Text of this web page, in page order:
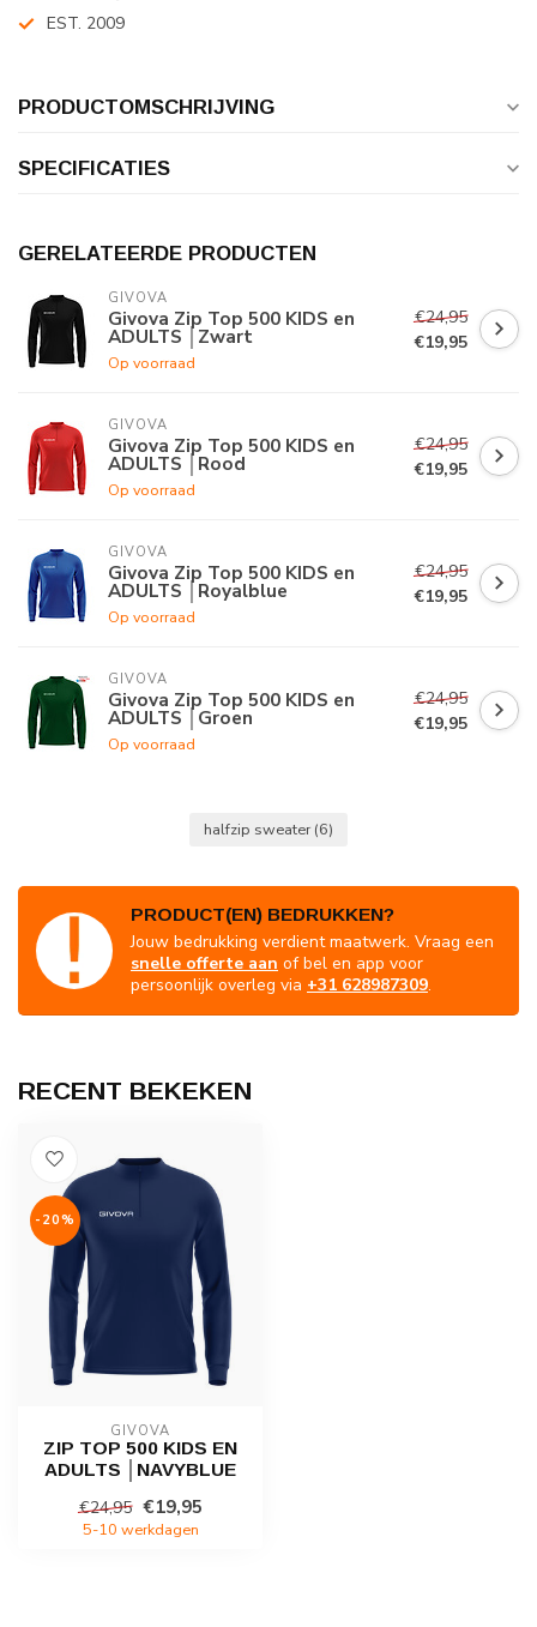
EST. 2009
PRODUCTOMSCHRIJVING
SPECIFICATIES
GERELATEERDE PRODUCTEN
GIVOVA
Givova Zip Top 500 KIDS en
ADULTS │Zwart
Op voorraad
€24,95
€19,95
GIVOVA
Givova Zip Top 500 KIDS en
ADULTS │Rood
Op voorraad
€24,95
€19,95
GIVOVA
Givova Zip Top 500 KIDS en
ADULTS │Royalblue
Op voorraad
€24,95
€19,95
GIVOVA
Givova Zip Top 500 KIDS en
ADULTS │Groen
Op voorraad
€24,95
€19,95
halfzip sweater (6)
PRODUCT(EN) BEDRUKKEN?
Jouw bedrukking verdient maatwerk. Vraag een
snelle offerte aan of bel en app voor
persoonlijk overleg via +31 628987309.
RECENT BEKEKEN
-20%
GIVOVA
ZIP TOP 500 KIDS EN
ADULTS │NAVYBLUE
€24,95 €19,95
5-10 werkdagen